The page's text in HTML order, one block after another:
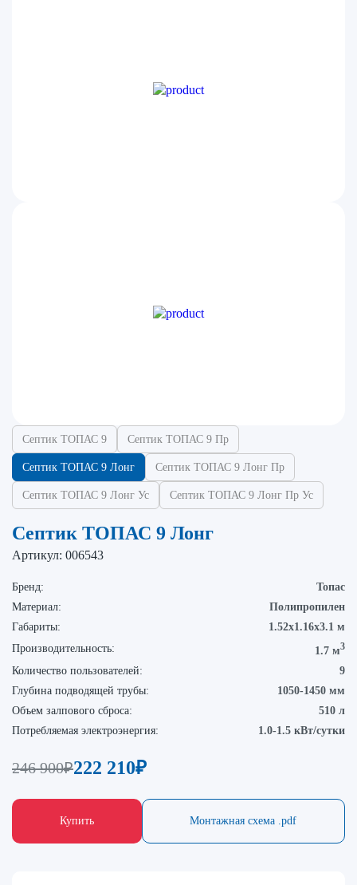
Септик ТОПАС 9 Септик ТОПАС 9 Пр
Септик ТОПАС 9 Лонг Септик ТОПАС 9 Лонг Пр
Септик ТОПАС 9 Лонг Ус Септик ТОПАС 9 Лонг Пр Ус
Септик ТОПАС 9 Лонг
Артикул: 006543
Бренд:
Топас
Материал:
Полипропилен
Габариты:
1.52х1.16х3.1 м
Производительность:
1.7 м3
Количество пользователей:
9
Глубина подводящей трубы:
1050-1450 мм
Объем залпового сброса:
510 л
Потребляемая электроэнергия:
1.0-1.5 кВт/сутки
246 900₽222 210₽
Купить Монтажная схема .pdf